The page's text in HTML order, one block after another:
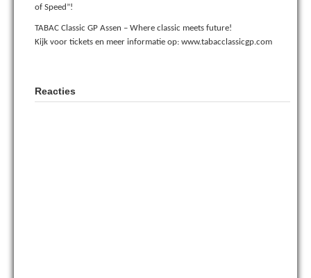
of Speed”!
TABAC Classic GP Assen – Where classic meets future!
Kijk voor tickets en meer informatie op: www.tabacclassicgp.com
Reacties